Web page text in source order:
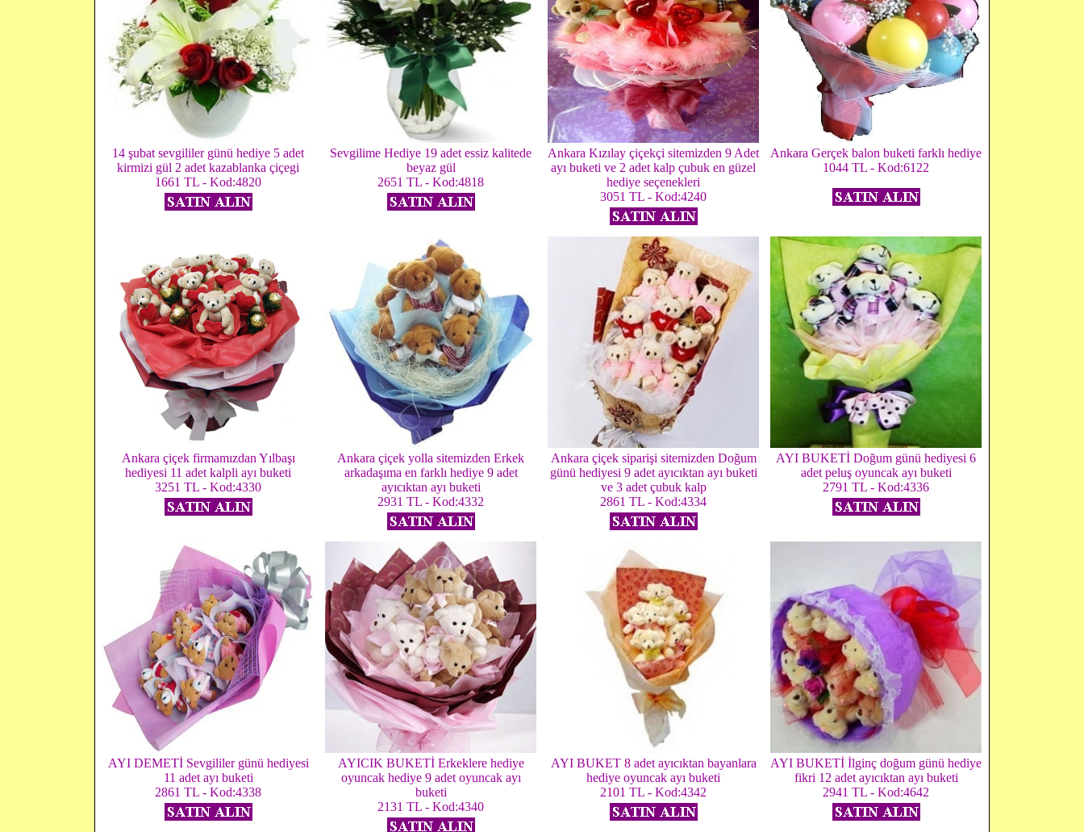
14 şubat sevgililer günü hediye 5 adet
kirmizi gül 2 adet kazablanka çiçegi
1661 TL - Kod:4820
Sevgilime Hediye 19 adet essiz kalitede
beyaz gül
2651 TL - Kod:4818
Ankara Kızılay çiçekçi sitemizden 9 Adet
ayı buketi ve 2 adet kalp çubuk en güzel
hediye seçenekleri
3051 TL - Kod:4240
Ankara Gerçek balon buketi farklı hediye
1044 TL - Kod:6122
Ankara çiçek firmamızdan Yılbaşı
hediyesi 11 adet kalpli ayı buketi
3251 TL - Kod:4330
Ankara çiçek yolla sitemizden Erkek
arkadaşıma en farklı hediye 9 adet
ayıcıktan ayı buketi
2931 TL - Kod:4332
Ankara çiçek siparişi sitemizden Doğum
günü hediyesi 9 adet ayıcıktan ayı buketi
ve 3 adet çubuk kalp
2861 TL - Kod:4334
AYI BUKETİ Doğum günü hediyesi 6
adet peluş oyuncak ayı buketi
2791 TL - Kod:4336
AYI DEMETİ Sevgililer günü hediyesi
11 adet ayı buketi
2861 TL - Kod:4338
AYICIK BUKETİ Erkeklere hediye
oyuncak hediye 9 adet oyuncak ayı
buketi
2131 TL - Kod:4340
AYI BUKET 8 adet ayıcıktan bayanlara
hediye oyuncak ayı buketi
2101 TL - Kod:4342
AYI BUKETİ İlginç doğum günü hediye
fikri 12 adet ayıcıktan ayı buketi
2941 TL - Kod:4642